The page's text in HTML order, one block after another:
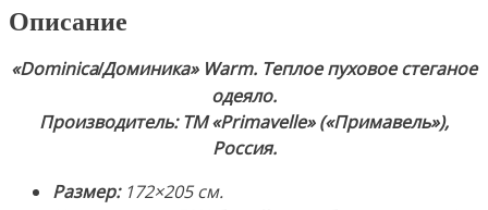
50%
белый
Сибирский
гусиный
перо.
Описание
«Dominica/Доминика»Warm. Теплое пуховое стеганое
одеяло.
Производитель: ТМ «Primavelle» («Примавель»),
Россия.
Размер:172×205 см.